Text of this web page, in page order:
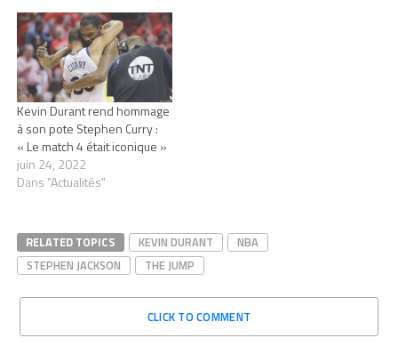
Kevin Durant rend hommage
à son pote Stephen Curry :
« Le match 4 était iconique »
juin 24, 2022
Dans "Actualités"
RELATED TOPICS KEVIN DURANT
NBA
STEPHEN JACKSON
THE JUMP
CLICK TO COMMENT